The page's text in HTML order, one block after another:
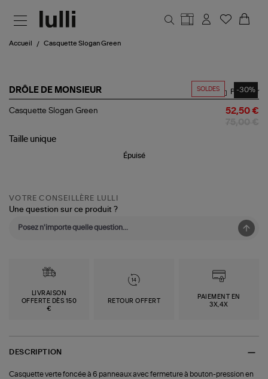
Accueil Casquette Slogan Green
SOLDES -30%
DRÔLE DE MONSIEUR
Casquette
Partager
Casquette Slogan Green 52,50 €
Taille unique
Épuisé
VOTRE CONSEILLÈRE LULLI
Une question sur ce produit ?
LIVRAISON
OFFERTE DÈS 150
€
RETOUR OFFERT
PAIEMENT EN
3X,4X
DESCRIPTION
Casquette verte foncée à 6 panneaux avec fermeture à bouton-pression en